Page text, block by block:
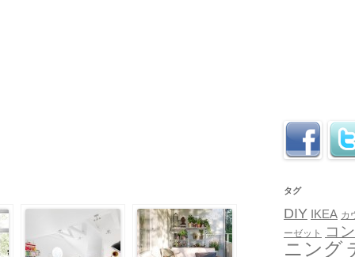
タグ
DIY IKEA カ
ーゼット
コ
ニング